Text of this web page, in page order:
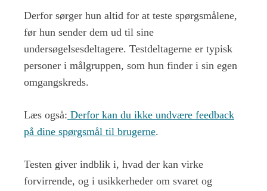
Derfor sørger hun altid for at teste spørgsmålene,
før hun sender dem ud til sine
undersøgelsesdeltagere. Testdeltagerne er typisk
personer i målgruppen, som hun finder i sin egen
omgangskreds.
Læs også: Derfor kan du ikke undvære feedback
på dine spørgsmål til brugerne.
Testen giver indblik i, hvad der kan virke
forvirrende, og i usikkerheder om svaret og